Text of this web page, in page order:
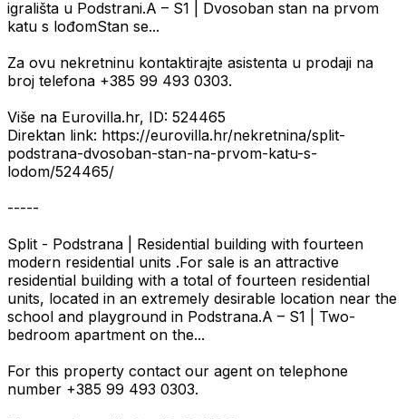
igrališta u Podstrani.A – S1 | Dvosoban stan na prvom
katu s lođomStan se...
Za ovu nekretninu kontaktirajte asistenta u prodaji na
broj telefona +385 99 493 0303.
Više na Eurovilla.hr, ID: 524465
Direktan link: https://eurovilla.hr/nekretnina/split-
podstrana-dvosoban-stan-na-prvom-katu-s-
lodom/524465/
-----
Split - Podstrana | Residential building with fourteen
modern residential units .For sale is an attractive
residential building with a total of fourteen residential
units, located in an extremely desirable location near the
school and playground in Podstrana.A – S1 | Two-
bedroom apartment on the...
For this property contact our agent on telephone
number +385 99 493 0303.